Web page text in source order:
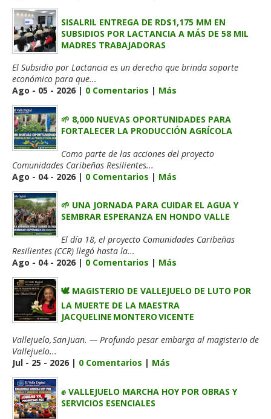
SISALRIL ENTREGA DE RD$1,175 MM EN
SUBSIDIOS POR LACTANCIA A MÁS DE 58 MIL
MADRES TRABAJADORAS
El Subsidio por Lactancia es un derecho que brinda soporte
económico para que...
Ago - 05 - 2026 | 0 Comentarios | Más
🌱 8,000 NUEVAS OPORTUNIDADES PARA
FORTALECER LA PRODUCCIÓN AGRÍCOLA
Como parte de las acciones del proyecto
Comunidades Caribeñas Resilientes...
Ago - 04 - 2026 | 0 Comentarios | Más
🌱 UNA JORNADA PARA CUIDAR EL AGUA Y
SEMBRAR ESPERANZA EN HONDO VALLE
El día 18, el proyecto Comunidades Caribeñas
Resilientes (CCR) llegó hasta la...
Ago - 04 - 2026 | 0 Comentarios | Más
🕊️ MAGISTERIO DE VALLEJUELO DE LUTO POR
LA MUERTE DE LA MAESTRA
JACQUELINE MONTERO VICENTE
Vallejuelo, San Juan. — Profundo pesar embarga al magisterio de
Vallejuelo...
Jul - 25 - 2026 | 0 Comentarios | Más
✊ VALLEJUELO MARCHA HOY POR OBRAS Y
SERVICIOS ESENCIALES